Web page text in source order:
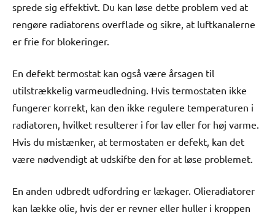
sprede sig effektivt. Du kan løse dette problem ved at
rengøre radiatorens overflade og sikre, at luftkanalerne
er frie for blokeringer.
En defekt termostat kan også være årsagen til
utilstrækkelig varmeudledning. Hvis termostaten ikke
fungerer korrekt, kan den ikke regulere temperaturen i
radiatoren, hvilket resulterer i for lav eller for høj varme.
Hvis du mistænker, at termostaten er defekt, kan det
være nødvendigt at udskifte den for at løse problemet.
En anden udbredt udfordring er lækager. Olieradiatorer
kan lække olie, hvis der er revner eller huller i kroppen